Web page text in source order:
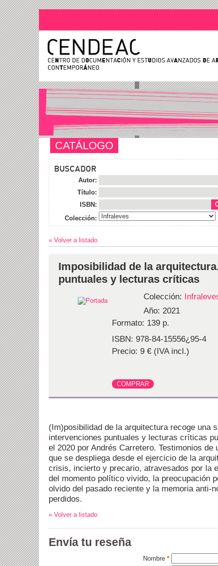
CATÁLOGO
BUSCADOR
Autor:
Título:
ISBN:
Colección:
« Volver a listado
Imposibilidad de la
puntuales y lecturas críticas
Colección:
Año: 2021
Formato: 139 p.
ISBN: 978-84-15556¿95-4
Precio: 9 € (IVA incl.)
(Im)posibilidad de la arquitectura recoge una
intervenciones puntuales y lecturas críticas
el 2020 por Andrés Carretero. Testimonios de
que se despliega desde el ejercicio de la
crisis, incierto y precario, atravesados por la
del momento político vivido, la preocupación
olvido del pasado reciente y la memoria anti-
perdidos.
« Volver a listado
Envía tu reseña
Nombre *